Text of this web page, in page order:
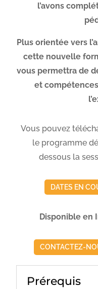
l’avons
Plus orientée vers
cette nouvelle
vous permettra de
et
Vous pouvez
le programme
dessous la
DATES EN
Disponible en
CONTACTEZ-
Prérequis